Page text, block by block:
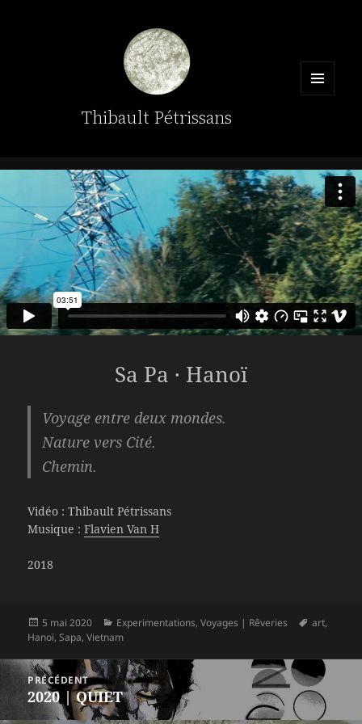
Thibault Pétrissans
Sa Pa · Hanoï
Voyage entre deux mondes.
Nature vers Cité.
Chemin.
Vidéo : Thibault Pétrissans
Musique :Flavien Van H
2018
Publié
le
5 mai 2020 Catégories
Experimentations,Voyages | Rêveries
Mots-
art,
Hanoï,Sapa,Vietnam
Navigation
l’article
PRÉCÉDENT
Article
précédent :
2020 | QUIET